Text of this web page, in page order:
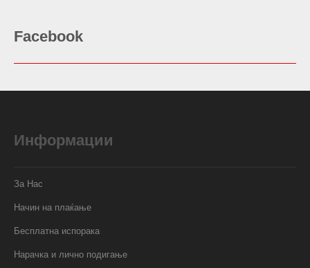
Facebook
Информации
За Нас
Начин на плаќање
Бесплатна испорака
Нарачка и лично подигање